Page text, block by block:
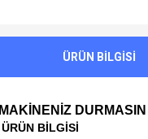
ÜRÜN BİLGİSİ
MAKİNENİZ
ÜRÜN BİLGİSİ